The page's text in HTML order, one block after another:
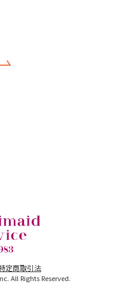
定商取引法
All Rights Reserved.